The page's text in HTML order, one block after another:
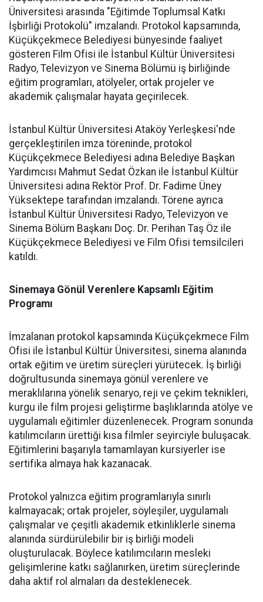
Üniversitesi arasında "Eğitimde Toplumsal Katkı
İşbirliği Protokolü" imzalandı. Protokol kapsamında,
Küçükçekmece Belediyesi bünyesinde faaliyet
gösteren Film Ofisi ile İstanbul Kültür Üniversitesi
Radyo, Televizyon ve Sinema Bölümü iş birliğinde
eğitim programları, atölyeler, ortak projeler ve
akademik çalışmalar hayata geçirilecek.
İstanbul Kültür Üniversitesi Ataköy Yerleşkesi'nde
gerçekleştirilen imza töreninde, protokol
Küçükçekmece Belediyesi adına Belediye Başkan
Yardımcısı Mahmut Sedat Özkan ile İstanbul Kültür
Üniversitesi adına Rektör Prof. Dr. Fadime Üney
Yüksektepe tarafından imzalandı. Törene ayrıca
İstanbul Kültür Üniversitesi Radyo, Televizyon ve
Sinema Bölüm Başkanı Doç. Dr. Perihan Taş Öz ile
Küçükçekmece Belediyesi ve Film Ofisi temsilcileri
katıldı.
Sinemaya Gönül Verenlere Kapsamlı Eğitim
Programı
İmzalanan protokol kapsamında Küçükçekmece Film
Ofisi ile İstanbul Kültür Üniversitesi, sinema alanında
ortak eğitim ve üretim süreçleri yürütecek. İş birliği
doğrultusunda sinemaya gönül verenlere ve
meraklılarına yönelik senaryo, reji ve çekim teknikleri,
kurgu ile film projesi geliştirme başlıklarında atölye ve
uygulamalı eğitimler düzenlenecek. Program sonunda
katılımcıların ürettiği kısa filmler seyirciyle buluşacak.
Eğitimlerini başarıyla tamamlayan kursiyerler ise
sertifika almaya hak kazanacak.
Protokol yalnızca eğitim programlarıyla sınırlı
kalmayacak; ortak projeler, söyleşiler, uygulamalı
çalışmalar ve çeşitli akademik etkinliklerle sinema
alanında sürdürülebilir bir iş birliği modeli
oluşturulacak. Böylece katılımcıların mesleki
gelişimlerine katkı sağlanırken, üretim süreçlerinde
daha aktif rol almaları da desteklenecek.